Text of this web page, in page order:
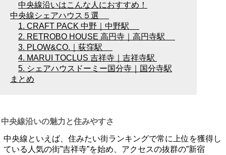
中央線沿いはこんな人におすすめ！
中央線シェアハウス５選
1. CRAFT PACK 中野｜中野駅
2. RETROBO HOUSE 高円寺｜高円寺駅
3. PLOW&CO.｜荻窪駅
4. MARUI TOCLUS 吉祥寺｜吉祥寺駅
5. シェアハウスドーミー国分寺｜国分寺駅
まとめ
中央線沿いの魅力と住みやすさ
中央線といえば、住みたい街ランキングで常に上位を獲得し
ている人気の街”吉祥寺”を始め、アクセスの抜群の”新宿